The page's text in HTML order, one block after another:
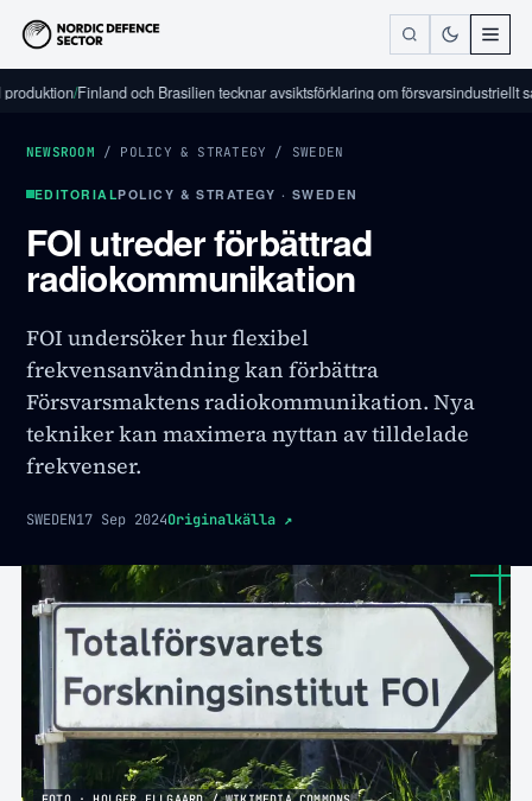
/Finland och Brasilien tecknar avsiktsförklaring om försvarsindustriellt
NEWSROOM / POLICY & STRATEGY / SWEDEN
EDITORIALPOLICY & STRATEGY · SWEDEN
FOI utreder förbättrad
radiokommunikation
FOI undersöker hur flexibel
frekvensanvändning kan förbättra
Försvarsmaktens radiokommunikation. Nya
tekniker kan maximera nyttan av tilldelade
frekvenser.
SWEDEN17 Sep 2024Originalkälla ↗